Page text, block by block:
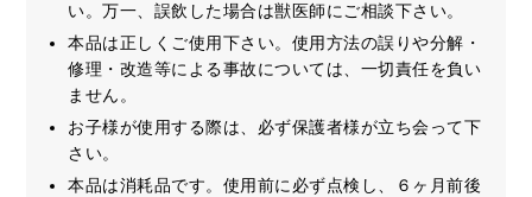
い。万一、誤飲した場合は獣医師にご相談下さい。
本品は正しくご使用下さい。使用方法の誤りや分解・
修理・改造等による事故については、一切責任を負い
ません。
お子様が使用する際は、必ず保護者様が立ち会って下
さい。
本品は消耗品です。使用前に必ず点検し、６ヶ月前後